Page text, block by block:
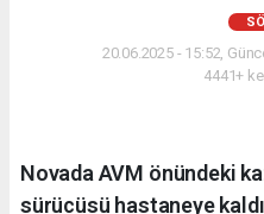
20.06.2025 - 15:52,
4441+
Novada AVM önündeki
sürücüsü hastaneye